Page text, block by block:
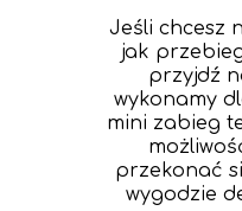
Jeśli chcesz
jak
przyjdź
wykonamy
mini zabieg
przekonać
wygodzie